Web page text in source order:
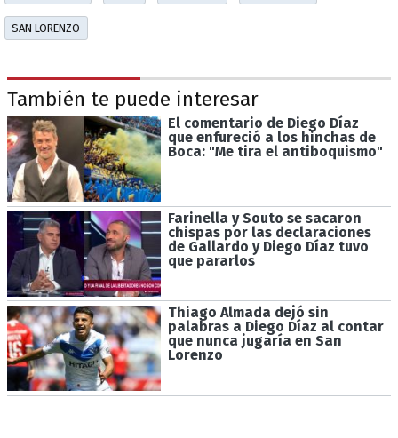
SAN LORENZO
También te puede interesar
El comentario de Diego Díaz
que enfureció a los hinchas de
Boca: "Me tira el antiboquismo"
Farinella y Souto se sacaron
chispas por las declaraciones
de Gallardo y Diego Díaz tuvo
que pararlos
Thiago Almada dejó sin
palabras a Diego Díaz al contar
que nunca jugaría en San
Lorenzo